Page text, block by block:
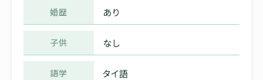
婚歴 あり
子供 なし
語学 タイ語